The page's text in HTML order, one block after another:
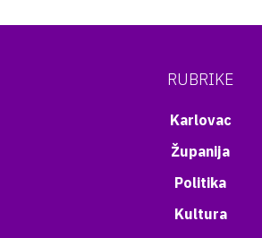
RUBRIKE
Karlovac
Županija
Politika
Kultura